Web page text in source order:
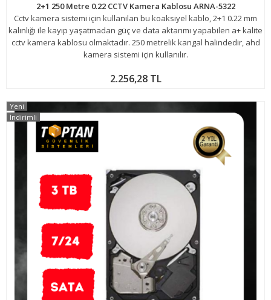
2+1 250 Metre 0.22 CCTV Kamera Kablosu ARNA-5322
Cctv kamera sistemi için kullanılan bu koaksiyel kablo, 2+1 0.22 mm
kalınlığı ile kayıp yaşatmadan güç ve data aktarımı yapabilen a+ kalite
cctv kamera kablosu olmaktadır. 250 metrelik kangal halindedir, ahd
kamera sistemi için kullanılır.
2.256,28 TL
Yeni
İndirimli